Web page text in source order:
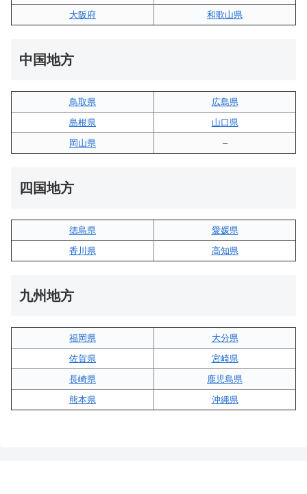
大阪府
和歌山県
中国地方
鳥取県
広島県
島根県
山口県
岡山県
–
四国地方
徳島県
愛媛県
香川県
高知県
九州地方
福岡県
大分県
佐賀県
宮崎県
長崎県
鹿児島県
熊本県
沖縄県